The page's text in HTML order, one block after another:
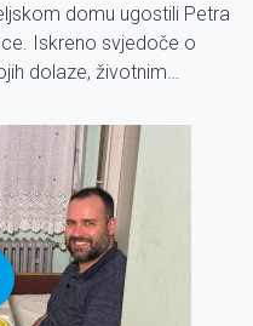
domu ugostili Petra
Iskreno svjedoče o
dolaze, životnim